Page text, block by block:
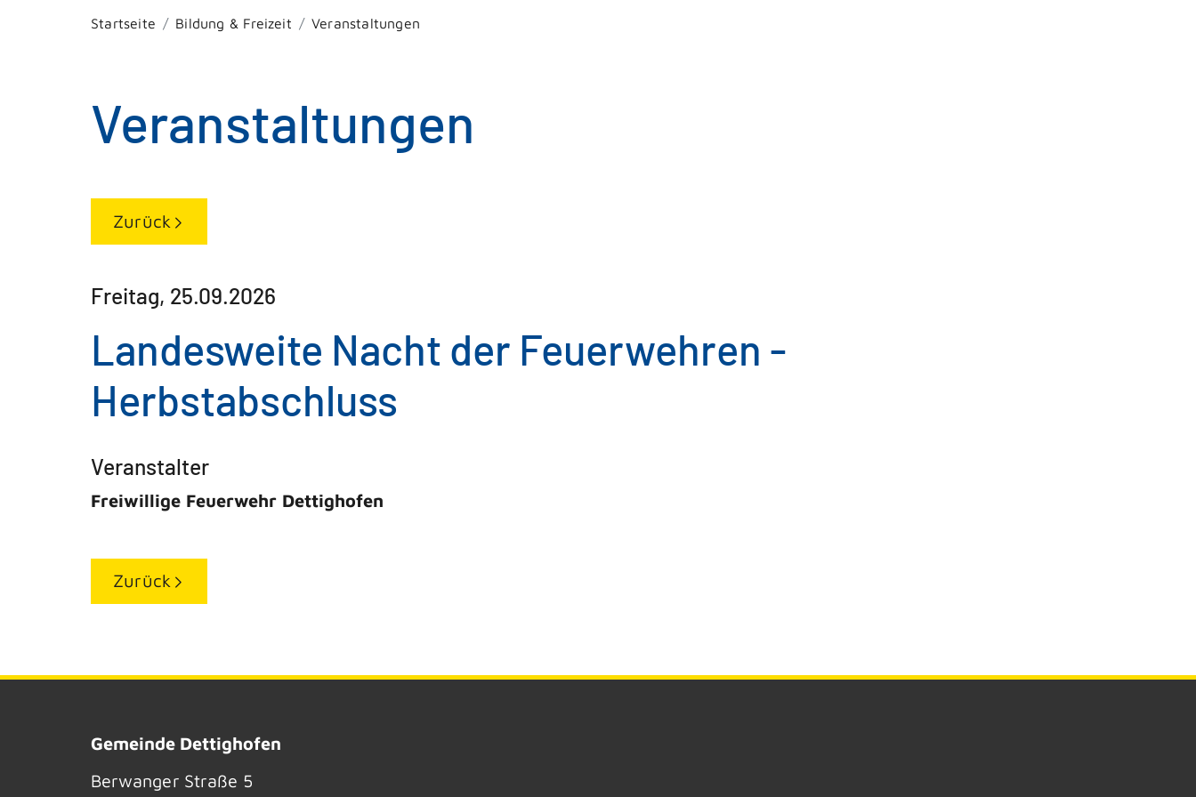
Startseite Bildung & Freizeit Veranstaltungen
Veranstaltungen
Zurück
Freitag, 25.09.2026
Landesweite Nacht der Feuerwehren -
Herbstabschluss
Veranstalter
Freiwillige Feuerwehr Dettighofen
Zurück
Gemeinde Dettighofen
Berwanger Straße 5